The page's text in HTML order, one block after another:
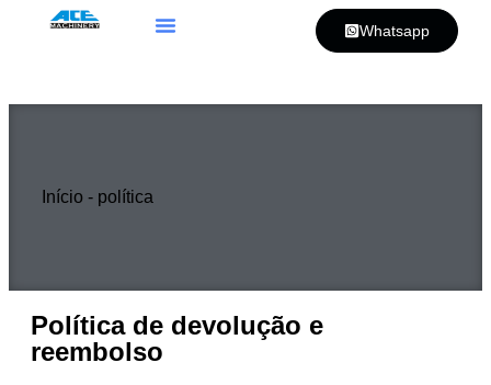
Whatsapp
Início - política
Política de devolução e
reembolso